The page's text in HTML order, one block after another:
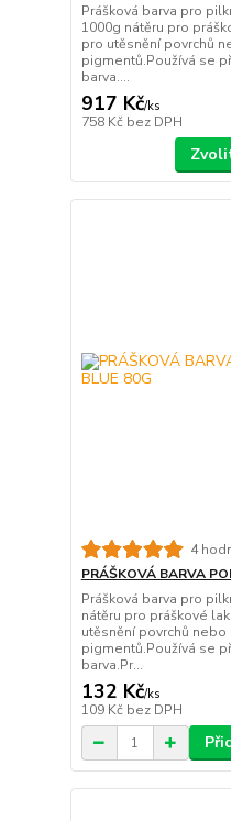
Prášková barva pro
1000g nátěru pro
pro utěsnění povrchů
pigmentů.Používá se
barva....
917 Kč/ks
758 Kč bez DPH
4
PRÁŠKOVÁ BARVA
Prášková barva pro
nátěru pro práškové
utěsnění povrchů nebo
pigmentů.Používá se
barva.Pr...
132 Kč/ks
109 Kč bez DPH